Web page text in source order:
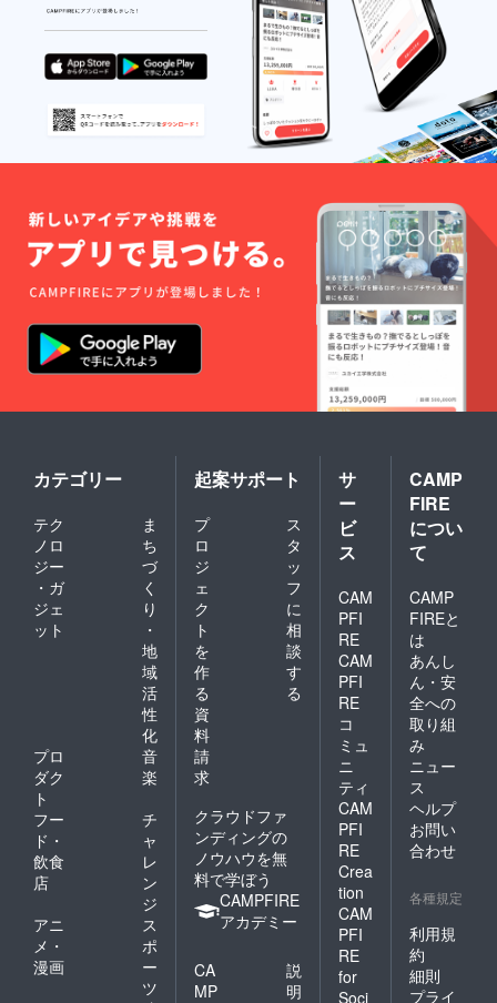
カテゴリー
テク
ノロ
ジー
・ガ
ジェ
ット
ま
ち
づ
く
り
・
地
域
活
性
化
プロ
ダク
ト
音
楽
フー
ド・
飲食
店
チ
ャ
レ
ン
ジ
アニ
メ・
漫画
ス
ポ
ー
ツ
起案サポート
プ
ロ
ジ
ェ
ク
ト
を
作
る
ス
タ
ッ
フ
に
相
談
す
る
資
料
請
求
クラウドファ
ンディングの
ノウハウを無
料で学ぼう
CAMPFIRE
アカデミー
CA
MP
説
明
サ
ー
ビ
ス
CAM
PFI
RE
CAM
PFI
RE
コ
ミュ
ニ
ティ
CAM
PFI
RE
Crea
tion
CAM
PFI
RE
for
Soci
CAMP
FIRE
につい
て
CAMP
FIREと
は
あんし
ん・安
全への
取り組
み
ニュー
ス
ヘルプ
お問い
合わせ
各種規定
利用規
約
細則
プライ